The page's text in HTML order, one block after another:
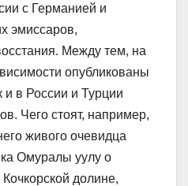
с Германией и
эмиссаров,
Между тем, на
опубликованы
и в России и Турции
Чего стоят, например,
живого очевидца
Омуралы уулу о
долине,